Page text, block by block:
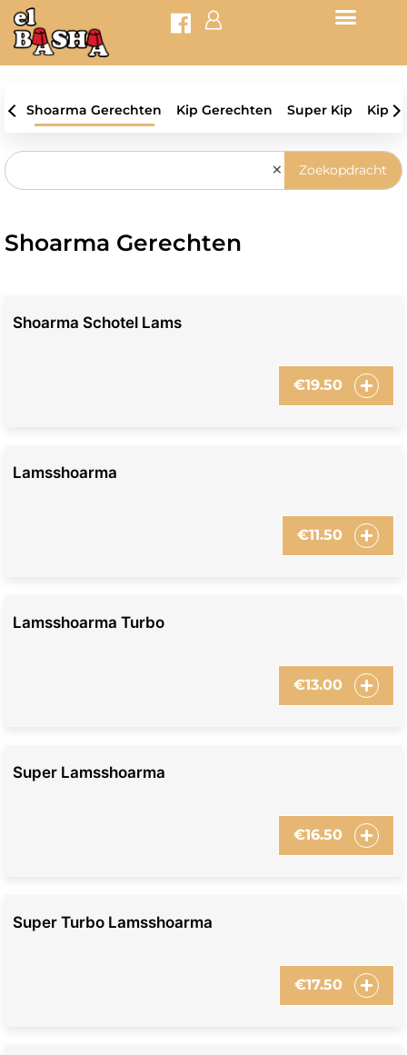
Shoarma Gerechten Kip Gerechten Super Kip
× Zoekopdracht
Shoarma Gerechten
Shoarma Schotel Lams
€19.50
Lamsshoarma
€11.50
Lamsshoarma Turbo
€13.00
Super Lamsshoarma
€16.50
Super Turbo Lamsshoarma
€17.50